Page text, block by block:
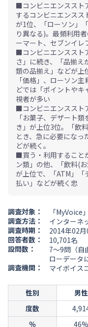
■コンビニエンススト
するコンビニエンスス
が1位、「ローソン」
り異なる)。最頻利用
ーマート、セブンイレ
■コンビニエンススト
さ」に続き、「品揃
類の品揃え」などが上
「価格」、ローソン
どでは「ポイントや
視者が多い
■コンビニエンススト
「お菓子、デザート
き」が上位3位。「飲
とき、急に必要にな
どが続く。
■買う・利用すること
ン類」の他、「飲料(
が上位で、「ATM」
払い」などが続く忠
調査対象：
「MyVoice
調査方法：
インターネ
調査時期：
2014年02
回答者数：
10,701名
設問数：
7～9問（自
ローデータ
調査機関：
マイボイス
性別 男性
度数
％
46%